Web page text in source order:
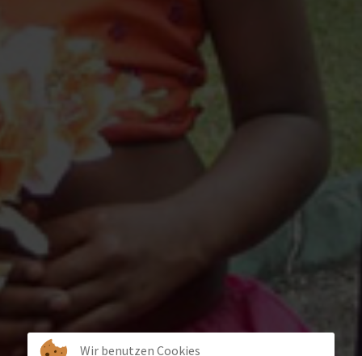
Wir benutzen Cookies